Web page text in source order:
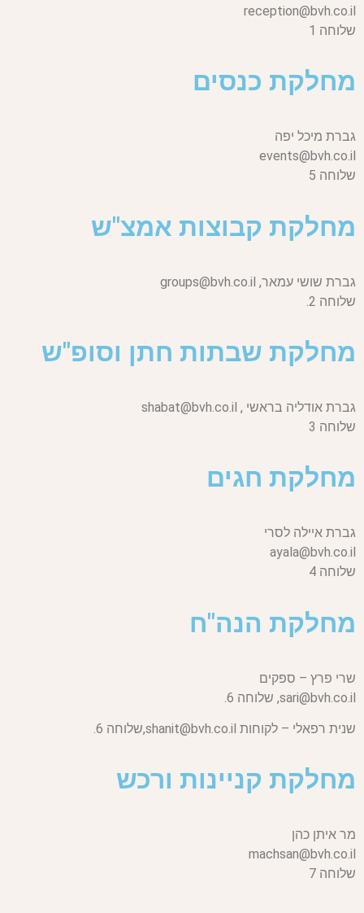
reception@bvh.co.il
שלוחה 1
מחלקת כנסים
גברת מיכל יפה
events@bvh.co.il
שלוחה 5
מחלקת קבוצות אמצ"ש
גברת שושי עמאר, groups@bvh.co.il
שלוחה 2.
מחלקת שבתות חתן וסופ"ש
גברת אודליה בראשי , shabat@bvh.co.il
שלוחה 3
מחלקת חגים
גברת איילה לסרי
ayala@bvh.co.il
שלוחה 4
מחלקת הנה"ח
שרי פרץ – ספקים
sari@bvh.co.il, שלוחה 6.
שנית רפאלי – לקוחות shanit@bvh.co.il, שלוחה 6.
מחלקת קניינות ורכש
מר איתן כהן
machsan@bvh.co.il
שלוחה 7